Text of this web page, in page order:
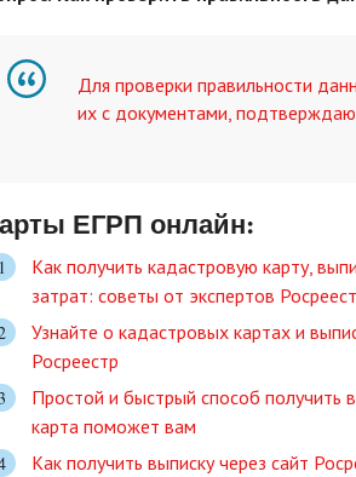
Для проверки правильности
их с документами,
ЕГРП онлайн:
Как получить кадастровую карту,
затрат: советы от экспертов
Узнайте о кадастровых картах и
Росреестр
Простой и быстрый способ
карта поможет вам
Как получить выписку через сайт